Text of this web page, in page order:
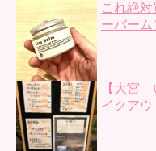
これ絶
ーバーム
【大宮
イクア